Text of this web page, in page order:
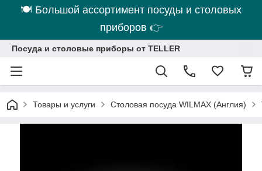
🍽 Большой ассортимент посуды и столовых
приборов 👉
Посуда и столовые приборы от TELLER
Товары и услуги Столовая посуда WILMAX (Англия)